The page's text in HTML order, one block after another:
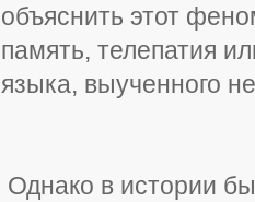
объяснить этот
память, телепатия
языка, выученного
Однако в истории